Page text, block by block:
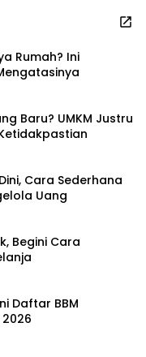
Rumah? Ini
Baru? UMKM Justru
Cara Sederhana
Uang
Begini Cara
Daftar BBM